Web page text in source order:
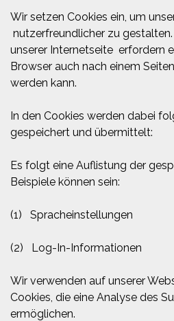
Wir setzen Cookies ein, um
nutzerfreundlicher zu
unserer Internetseite erfordern
Browser auch nach einem
werden kann.
In den Cookies werden dabei
gespeichert und übermittelt:
Es folgt eine Auflistung der
Beispiele können sein:
(1) Spracheinstellungen
(2) Log-In-Informationen
Wir verwenden auf unserer
Cookies, die eine Analyse des
ermöglichen.